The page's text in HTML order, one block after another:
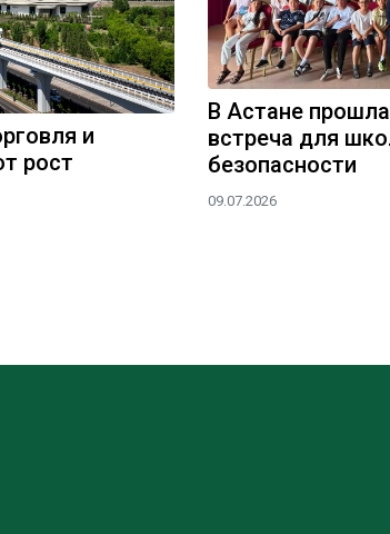
и
рост
В Астане
встреча для
безопасности
09.07.2026